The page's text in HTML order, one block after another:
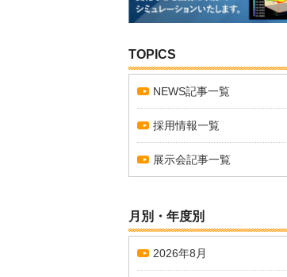
TOPICS
NEWS記事一覧
採用情報一覧
展示会記事一覧
月別・年度別
2026年8月